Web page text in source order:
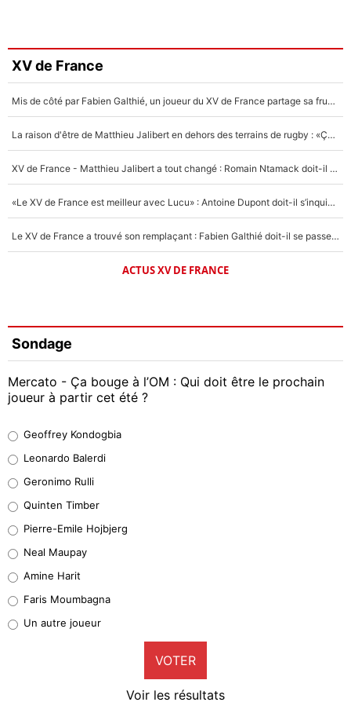
XV de France
Mis de côté par Fabien Galthié, un joueur du XV de France partage sa frustration : «ils ne me l’ont pas dit tout de suite»
La raison d'être de Matthieu Jalibert en dehors des terrains de rugby : «Ça m'atteint autant que si tu touches à un membre de ma famille»
XV de France - Matthieu Jalibert a tout changé : Romain Ntamack doit-il s’inquiéter pour sa place à un an de la Coupe du monde ?
«Le XV de France est meilleur avec Lucu» : Antoine Dupont doit-il s’inquiéter pour sa place ?
Le XV de France a trouvé son remplaçant : Fabien Galthié doit-il se passer d'Antoine Dupont ?
ACTUS XV DE FRANCE
Sondage
Mercato - Ça bouge à l’OM : Qui doit être le prochain
joueur à partir cet été ?
38%
32%
5%
1%
9%
Geoffrey Kondogbia
Leonardo Balerdi
Geronimo Rulli
Quinten Timber
Pierre-Emile Hojbjerg
Neal Maupay
Amine Harit
Faris Moumbagna
Un autre joueur
VOTER
Voir les résultats